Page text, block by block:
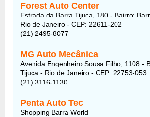
Forest Auto Center
Estrada da Barra Tijuca, 180 - Bairro:
Rio de Janeiro - CEP: 22611-202
(21) 2495-8077
MG Auto Mecânica
Avenida Engenheiro Sousa Filho, 1108 -
Tijuca - Rio de Janeiro - CEP: 22753-053
(21) 3116-1130
Penta Auto Tec
Shopping Barra World